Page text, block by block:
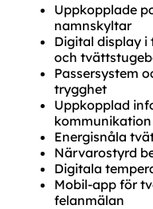
Uppkopplade
namnskyltar
Digital display i
och
Passersystem
trygghet
Uppkopplad
Energisnåla
Närvarostyrd
Digitala
Mobil-app för
felanmälan